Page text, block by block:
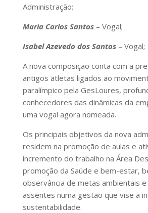
Administração;
Maria Carlos Santos– Vogal;
Isabel Azevedo dos Santos– Vogal;
A nova composição conta com a
antigos atletas ligados ao
paralímpico pela GesLoures,
conhecedores das dinâmicas da
uma vogal agora nomeada.
Os principais objetivos da nova
residem na promoção de aulas e
incremento do trabalho na Área
promoção da Saúde e bem-estar,
observância de metas ambientais
assentes numa gestão que vise a
sustentabilidade.